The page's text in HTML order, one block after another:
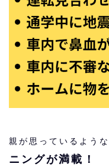
親が思っているような
ニングが満載！